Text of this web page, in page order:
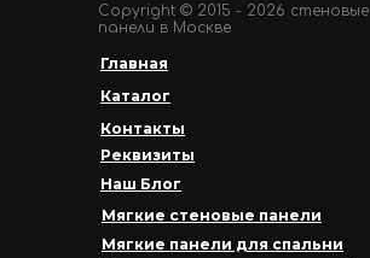
Мягкие стеновые панели
Мягкие панели для спальни
Главная
Каталог
Контакты
Реквизиты
Наш Блог
Copyright © 2015 - 2026 стеновые
панели в Москве